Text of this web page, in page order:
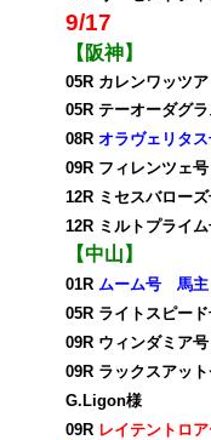
9/17
【阪神】
05R カレンワッツ
05R テーオーダグ
08R オラヴェリタ
09R フィレンツェ
12R ミセスバロー
12R ミルトプライ
【中山】
01R ムーム号 馬主
05R ライトスピー
09R ウィンダミア
09R ラックスアッ
G.Ligon様
09R レイテントロ